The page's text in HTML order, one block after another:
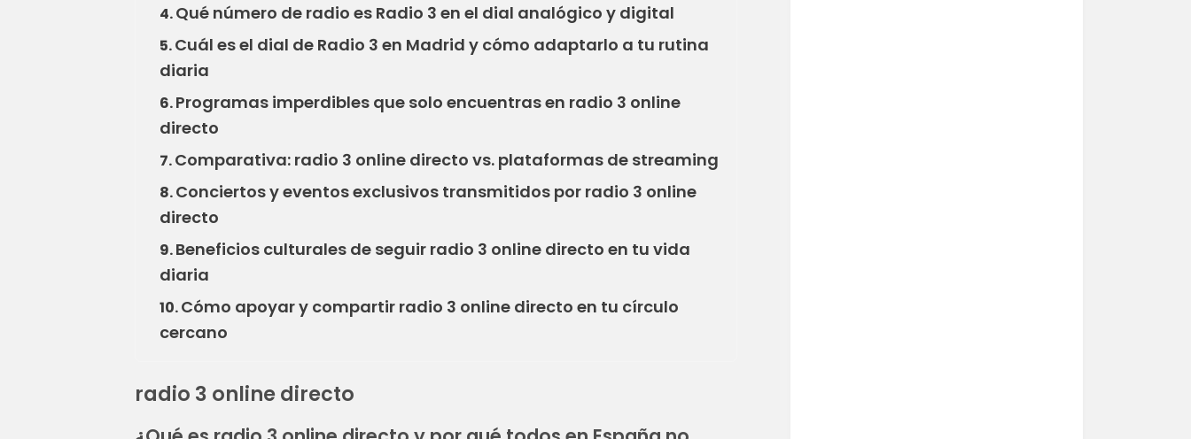
4.Qué número de radio es Radio 3 en el dial analógico y digital
5.Cuál es el dial de Radio 3 en Madrid y cómo adaptarlo a tu rutina
diaria
6.Programas imperdibles que solo encuentras en radio 3 online
directo
7.Comparativa: radio 3 online directo vs. plataformas de streaming
8.Conciertos y eventos exclusivos transmitidos por radio 3 online
directo
9.Beneficios culturales de seguir radio 3 online directo en tu vida
diaria
10.Cómo apoyar y compartir radio 3 online directo en tu círculo
cercano
radio 3 online directo